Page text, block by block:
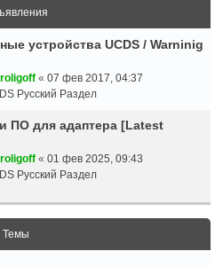
устройства UCDS / Warninig
« 07 фев 2017, 04:37
Русский Раздел
ПО для адаптера [Latest
« 01 фев 2025, 09:43
Русский Раздел
Темы